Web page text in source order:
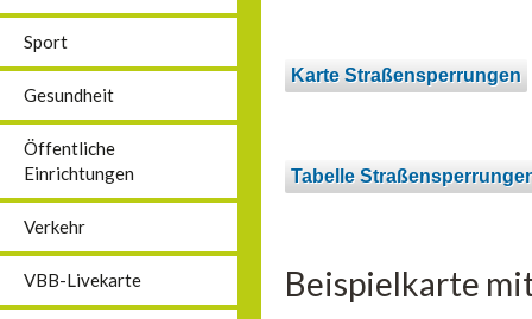
Sport
Gesundheit
Öffentliche
Einrichtungen
Verkehr
VBB-Livekarte
Karte Straßensperrungen
Tabelle
Beispielkarte